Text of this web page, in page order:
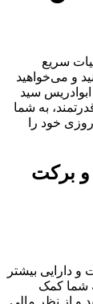
سریع
و می‌خواهید
سید
به شما
خود را
برکت
دارایی بیشتر
شما کمک